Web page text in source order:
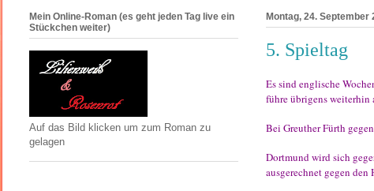
Montag, 24. September
5. Spieltag
Es sind englische
führe übrigens
Bei Greuther Fürth
Dortmund wird sich
ausgerechnet gegen
Mein Online-Roman (es geht jeden Tag live ein
Stückchen weiter)
Auf das Bild klicken um zum Roman zu
gelagen